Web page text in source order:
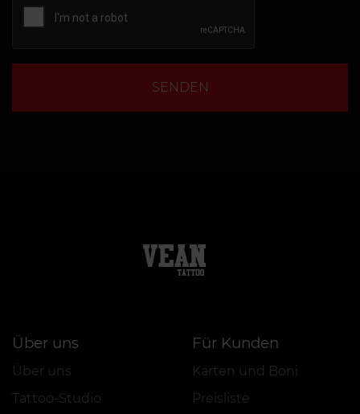
SENDEN
Über uns
Über uns
Tattoo-Studio
Für Kunden
Karten und Boni
Preisliste